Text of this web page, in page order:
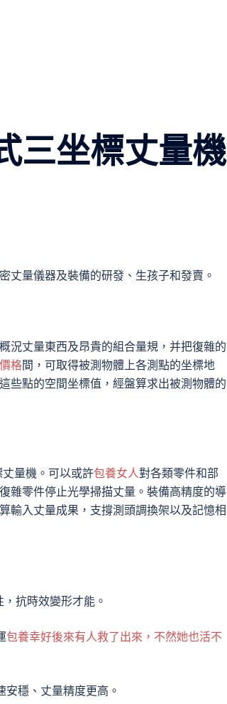
三坐標丈量機
丈量儀器及裝備的研發、生孩子和發賣。
況丈量東西及昂貴的組合量規，并把復雜的
格間，可取得被測物體上各測點的坐標地
些點的空間坐標值，經盤算求出被測物體的
量機。可以或許包養女人對各類零件和部
雜零件停止光學掃描丈量。裝備高精度的導
輸入丈量成果，支撐測頭調換架以及記憶相
抗時效變形才能。
包養幸好後來有人救了出來，不然她也活不
穩、丈量精度更高。